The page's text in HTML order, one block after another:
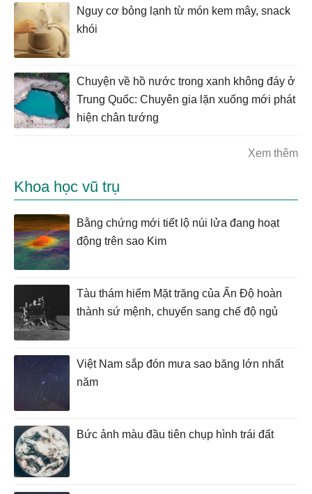
Nguy cơ bỏng lạnh từ món kem mây, snack
khói
Chuyện về hồ nước trong xanh không đáy ở
Trung Quốc: Chuyên gia lặn xuống mới phát
hiện chân tướng
Xem thêm
Khoa học vũ trụ
Bằng chứng mới tiết lộ núi lửa đang hoạt
động trên sao Kim
Tàu thám hiểm Mặt trăng của Ấn Độ hoàn
thành sứ mệnh, chuyển sang chế độ ngủ
Việt Nam sắp đón mưa sao băng lớn nhất
năm
Bức ảnh màu đầu tiên chụp hình trái đất